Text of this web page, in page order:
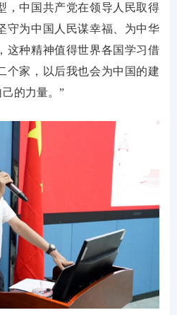
，中国共产党在领导人民取得
守为中国人民谋幸福、为中华
这种精神值得世界各国学习借
个家，以后我也会为中国的建
的力量。”